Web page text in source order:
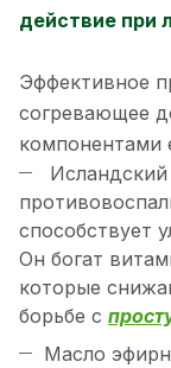
действие при
Эффективное
согревающее
компонентами
способствует
Он богат
которые
борьбе с
Масло